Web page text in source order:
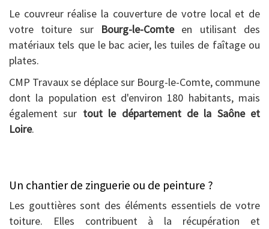
Le couvreur réalise la couverture de votre local et de
votre toiture sur Bourg-le-Comteen utilisant des
matériaux tels que le bac acier, les tuiles de faîtage ou
plates.
CMP Travaux se déplace sur Bourg-le-Comte, commune
dont la population est d'environ 180 habitants, mais
également sur tout le département de la Saône et
Loire.
Un chantier de zinguerie ou de peinture ?
Les gouttières sont des éléments essentiels de votre
toiture. Elles contribuent à la récupération et